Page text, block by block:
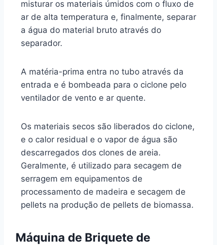
misturar os materiais úmidos com o fluxo de
ar de alta temperatura e, finalmente, separar
a água do material bruto através do
separador.
A matéria-prima entra no tubo através da
entrada e é bombeada para o ciclone pelo
ventilador de vento e ar quente.
Os materiais secos são liberados do ciclone,
e o calor residual e o vapor de água são
descarregados dos clones de areia.
Geralmente, é utilizado para secagem de
serragem em equipamentos de
processamento de madeira e secagem de
pellets na produção de pellets de biomassa.
Máquina de Briquete de